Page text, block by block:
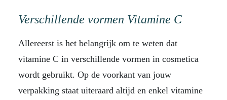
Verschillende vormen Vitamine C
Allereerst is het belangrijk om te weten dat
vitamine C in verschillende vormen in cosmetica
wordt gebruikt. Op de voorkant van jouw
verpakking staat uiteraard altijd en enkel vitamine